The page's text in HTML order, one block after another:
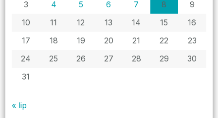
3
4 5 6 7 8
9
10
11 12 13 14 15
16
17
18 19 20 21 22
23
24
25 26 27 28 29
30
31
« lip